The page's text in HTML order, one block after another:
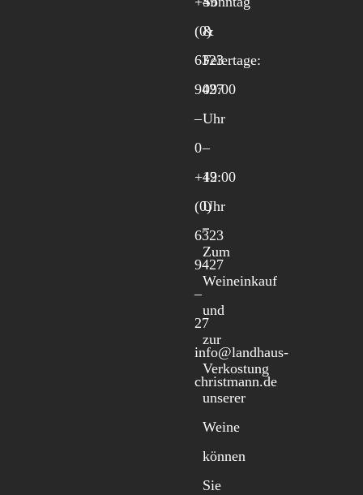
(0)
6323
9427
–
0
+49
(0)
6323
9427
–
27
info@landhaus-
christmann.de
&
Feiertage:
09:00
Uhr
–
12:00
Uhr
Zum
Weineinkauf
und
zur
Verkostung
unserer
Weine
können
Sie